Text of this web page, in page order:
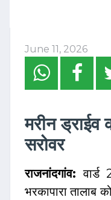
June 11, 2026
मरीन ड्राईव
सरोवर
राजनांदगांव:वार्ड
भरकापारा तालाब